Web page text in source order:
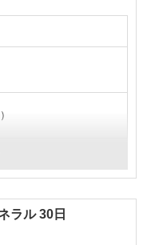
ラル 30日